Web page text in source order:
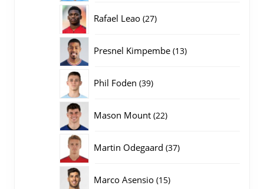
Rafael Leao 2727
Presnel Kimpembe 1313
Phil Foden 3939
Mason Mount 2222
Martin Odegaard 3737
Marco Asensio 1515